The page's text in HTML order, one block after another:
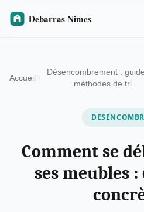
Accueil
Désencombrement :
méthodes de tri
Comment se
ses meubles